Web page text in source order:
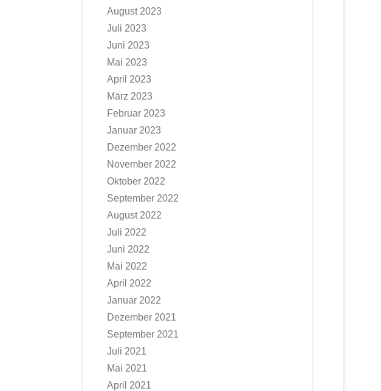
August 2023
Juli 2023
Juni 2023
Mai 2023
April 2023
März 2023
Februar 2023
Januar 2023
Dezember 2022
November 2022
Oktober 2022
September 2022
August 2022
Juli 2022
Juni 2022
Mai 2022
April 2022
Januar 2022
Dezember 2021
September 2021
Juli 2021
Mai 2021
April 2021